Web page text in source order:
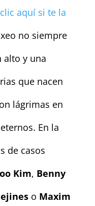
clic aquí si te la
no siempre
alto y una
que nacen
lágrimas en
En la
de casos
Kim, Benny
o Maxim